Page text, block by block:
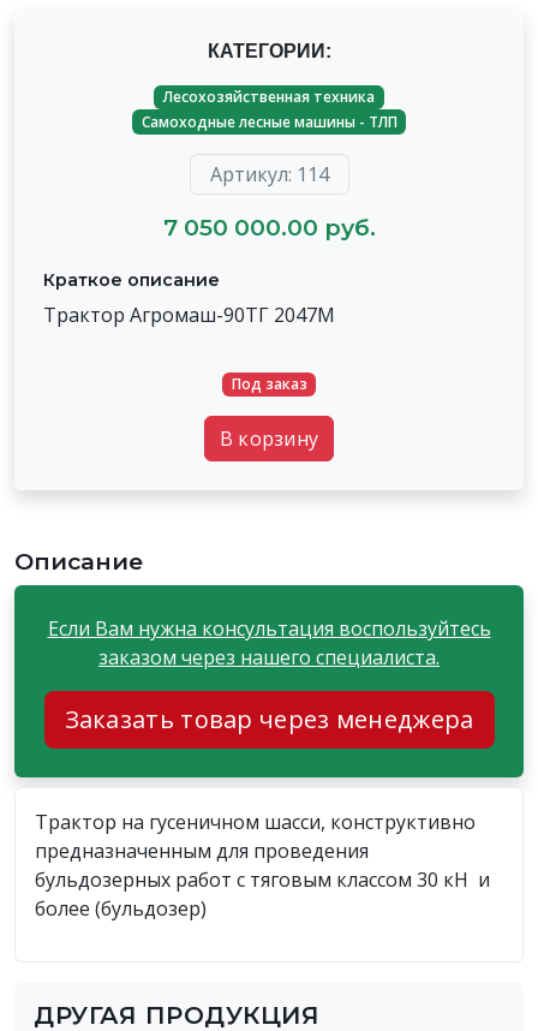
КАТЕГОРИИ:
Лесохозяйственная техника
Cамоходные лесные машины - ТЛП
Артикул: 114
7 050 000.00 руб.
Краткое описание
Трактор Агромаш-90ТГ 2047М
Под заказ
В корзину
Описание
Если Вам нужна консультация воспользуйтесь
заказом через нашего специалиста.
Заказать товар через менеджера
Трактор на гусеничном шасси, конструктивно
предназначенным для проведения
бульдозерных работ с тяговым классом 30 кН и
более (бульдозер)
ДРУГАЯ ПРОДУКЦИЯ